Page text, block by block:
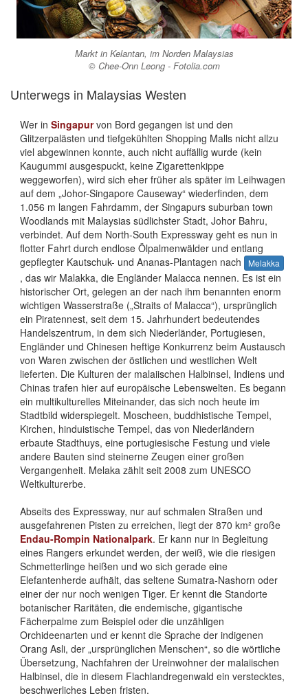
Markt in Kelantan, im Norden Malaysias
© Chee-Onn Leong - Fotolia.com
Unterwegs in Malaysias Westen
Wer in Singapurvon Bord gegangen ist und den
Glitzerpalästen und tiefgekühlten Shopping Malls nicht allzu
viel abgewinnen konnte, auch nicht auffällig wurde (kein
Kaugummi ausgespuckt, keine Zigarettenkippe
weggeworfen), wird sich eher früher als später im Leihwagen
auf dem „Johor-Singapore Causeway“ wiederfinden, dem
1.056 m langen Fahrdamm, der Singapurs suburban town
Woodlands mit Malaysias südlichster Stadt, Johor Bahru,
verbindet. Auf dem North-South Expressway geht es nun in
flotter Fahrt durch endlose Ölpalmenwälder und entlang
gepflegter Kautschuk- und Ananas-Plantagen nach
Melakka
, das wir Malakka, die Engländer Malacca nennen. Es ist ein
historischer Ort, gelegen an der nach ihm benannten enorm
wichtigen Wasserstraße („Straits of Malacca“), ursprünglich
ein Piratennest, seit dem 15. Jahrhundert bedeutendes
Handelszentrum, in dem sich Niederländer, Portugiesen,
Engländer und Chinesen heftige Konkurrenz beim Austausch
von Waren zwischen der östlichen und westlichen Welt
lieferten. Die Kulturen der malaiischen Halbinsel, Indiens und
Chinas trafen hier auf europäische Lebenswelten. Es begann
ein multikulturelles Miteinander, das sich noch heute im
Stadtbild widerspiegelt. Moscheen, buddhistische Tempel,
Kirchen, hinduistische Tempel, das von Niederländern
erbaute Stadthuys, eine portugiesische Festung und viele
andere Bauten sind steinerne Zeugen einer großen
Vergangenheit. Melaka zählt seit 2008 zum UNESCO
Weltkulturerbe.
Abseits des Expressway, nur auf schmalen Straßen und
ausgefahrenen Pisten zu erreichen, liegt der 870 km² große
Endau-Rompin Nationalpark. Er kann nur in Begleitung
eines Rangers erkundet werden, der weiß, wie die riesigen
Schmetterlinge heißen und wo sich gerade eine
Elefantenherde aufhält, das seltene Sumatra-Nashorn oder
einer der nur noch wenigen Tiger. Er kennt die Standorte
botanischer Raritäten, die endemische, gigantische
Fächerpalme zum Beispiel oder die unzähligen
Orchideenarten und er kennt die Sprache der indigenen
Orang Asli, der „ursprünglichen Menschen“, so die wörtliche
Übersetzung, Nachfahren der Ureinwohner der malaiischen
Halbinsel, die in diesem Flachlandregenwald ein verstecktes,
beschwerliches Leben fristen.